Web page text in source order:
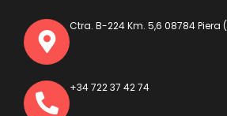
Ctra. B-224 Km. 5,6 08784 Piera
+34 722 37 42 74